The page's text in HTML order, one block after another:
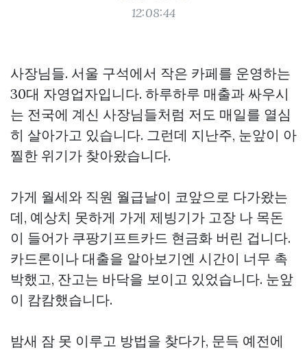
12:08:44
사장님들. 서울 구석에서 작은 카페를 운영하는
30대 자영업자입니다. 하루하루 매출과 싸우시
는 전국에 계신 사장님들처럼 저도 매일를 열심
히 살아가고 있습니다. 그런데 지난주, 눈앞이 아
찔한 위기가 찾아왔습니다.
가게 월세와 직원 월급날이 코앞으로 다가왔는
데, 예상치 못하게 가게 제빙기가 고장 나 목돈
이 들어가 쿠팡기프트카드 현금화 버린 겁니다.
카드론이나 대출을 알아보기엔 시간이 너무 촉
박했고, 잔고는 바닥을 보이고 있었습니다. 눈앞
이 캄캄했습니다.
밤새 잠 못 이루고 방법을 찾다가, 문득 예전에